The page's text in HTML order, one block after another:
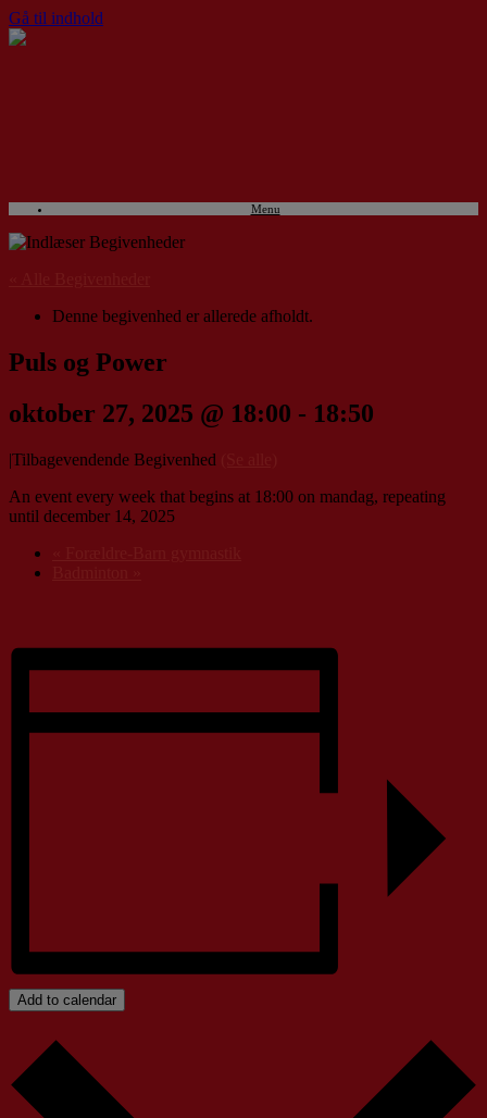
Gå til indhold
Menu
Denne begivenhed er allerede afholdt.
Puls og Power
oktober 27, 2025 @ 18:00 - 18:50
|Tilbagevendende Begivenhed
An event every week that begins at 18:00 on mandag, repeating
until december 14, 2025
Add to calendar